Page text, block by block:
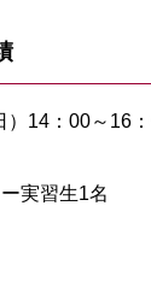
14：00～16
実習生1名